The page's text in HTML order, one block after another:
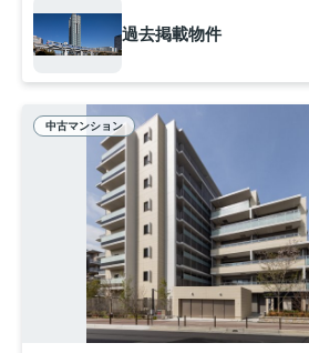
過去掲載物件
中古マンション